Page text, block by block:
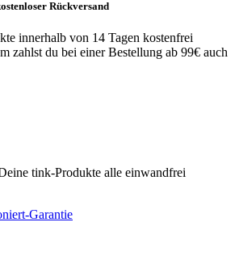
Rückversand
innerhalb von 14 Tagen kostenfrei
zahlst du bei einer Bestellung ab 99€ auch
tink-Produkte alle einwandfrei
Garantie